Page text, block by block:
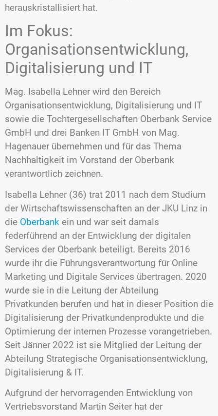
herauskristallisiert hat.
Im Fokus:
Organisationsentwicklung,
Digitalisierung und IT
Mag. Isabella Lehner wird den Bereich
Organisationsentwicklung, Digitalisierung und IT
sowie die Tochtergesellschaften Oberbank Service
GmbH und drei Banken IT GmbH von Mag.
Hagenauer übernehmen und für das Thema
Nachhaltigkeit im Vorstand der Oberbank
verantwortlich zeichnen.
Isabella Lehner (36) trat 2011 nach dem Studium
der Wirtschaftswissenschaften an der JKU Linz in
die Oberbank ein und war seit damals
federführend an der Entwicklung der digitalen
Services der Oberbank beteiligt. Bereits 2016
wurde ihr die Führungsverantwortung für Online
Marketing und Digitale Services übertragen. 2020
wurde sie in die Leitung der Abteilung
Privatkunden berufen und hat in dieser Position die
Digitalisierung der Privatkundenprodukte und die
Optimierung der internen Prozesse vorangetrieben.
Seit Jänner 2022 ist sie Mitglied der Leitung der
Abteilung Strategische Organisationsentwicklung,
Digitalisierung & IT.
Aufgrund der hervorragenden Entwicklung von
Vertriebsvorstand Martin Seiter hat der